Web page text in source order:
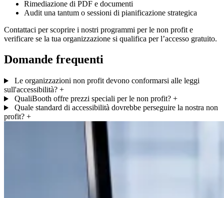
Rimediazione di PDF e documenti
Audit una tantum o sessioni di pianificazione strategica
Contattaci per scoprire i nostri programmi per le non profit e
verificare se la tua organizzazione si qualifica per l’accesso gratuito.
Domande frequenti
Le organizzazioni non profit devono conformarsi alle leggi
sull'accessibilità? +
QualiBooth offre prezzi speciali per le non profit? +
Quale standard di accessibilità dovrebbe perseguire la nostra non
profit? +